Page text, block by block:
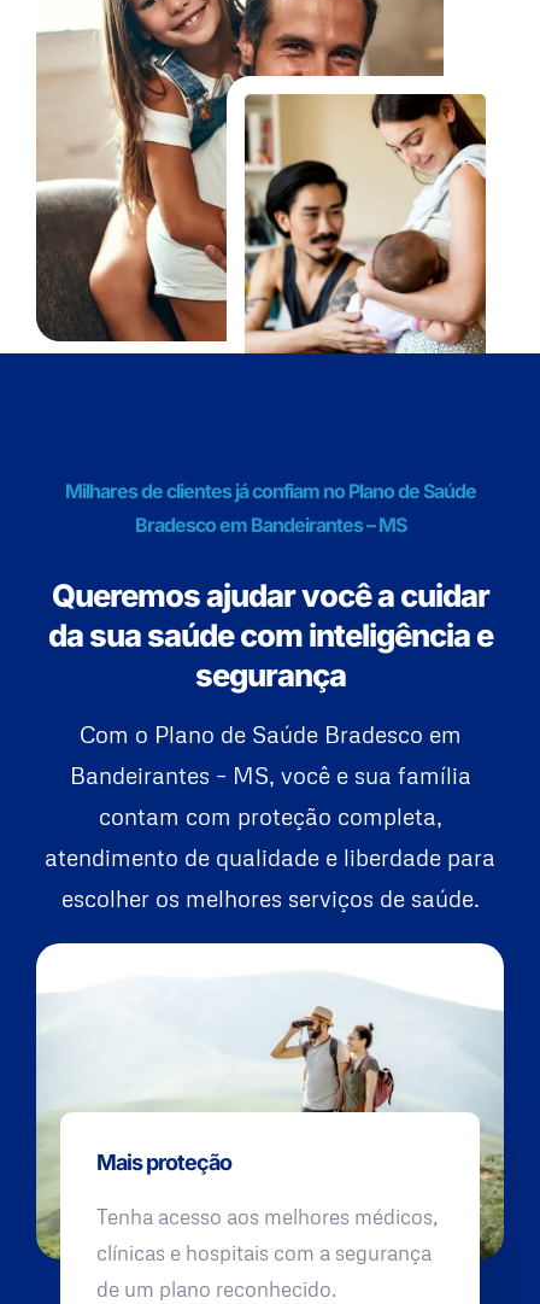
Milhares de clientes já confiam no Plano de Saúde
Bradesco em Bandeirantes – MS
Queremos ajudar você a cuidar
da sua saúde com inteligência e
segurança
Com o Plano de Saúde Bradesco em
Bandeirantes – MS, você e sua família
contam com proteção completa,
atendimento de qualidade e liberdade para
escolher os melhores serviços de saúde.
Mais proteção
Tenha acesso aos melhores médicos,
clínicas e hospitais com a segurança
de um plano reconhecido.